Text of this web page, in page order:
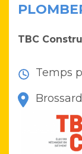
TBC
Temps
Brossard